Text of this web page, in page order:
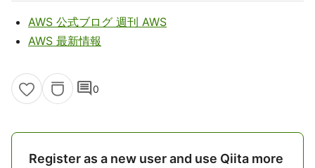
AWS 公式ブログ 週刊 AWS
AWS 最新情報
comment0
Register as a new user and use Qiita more